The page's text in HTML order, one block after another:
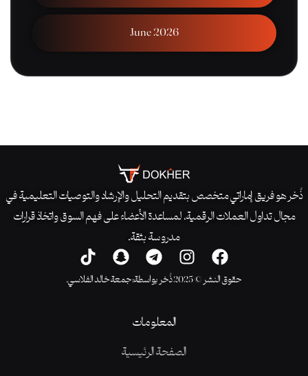
June 2026
ذُخر هو فريق إماراتي متخصص بتقديم التحليل والإرشاد والتوصيات التعليمية في
مجال تداول العملات الرقمية، لمساعدة الأعضاء على فهم السوق واتخاذ قرارات
مدروسة بثقة.
حقوق النشر © 2025 ذُخر بواسطة: جمعة خالد الفلاسي.
المعلومات
الصفحة الرئيسية